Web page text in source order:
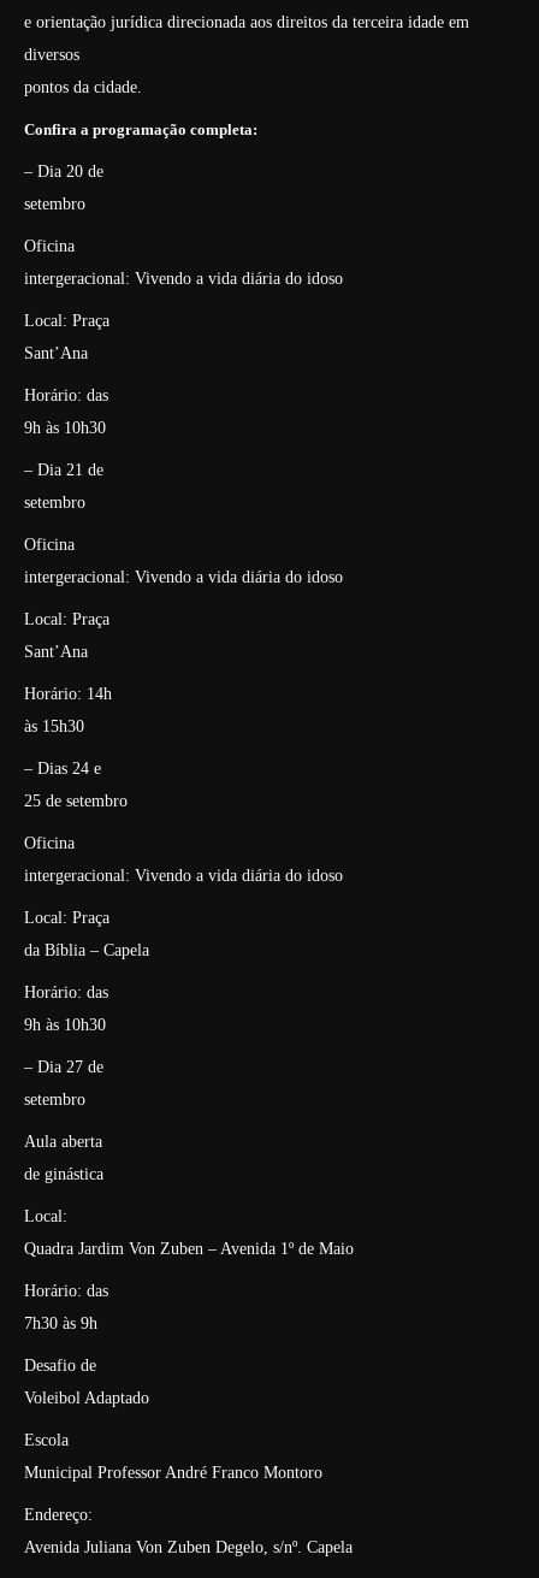
e orientação jurídica direcionada aos direitos da terceira idade em
diversos
pontos da cidade.
Confira a programação completa:
– Dia 20 de
setembro
Oficina
intergeracional: Vivendo a vida diária do idoso
Local: Praça
Sant’Ana
Horário: das
9h às 10h30
– Dia 21 de
setembro
Oficina
intergeracional: Vivendo a vida diária do idoso
Local: Praça
Sant’Ana
Horário: 14h
às 15h30
– Dias 24 e
25 de setembro
Oficina
intergeracional: Vivendo a vida diária do idoso
Local: Praça
da Bíblia – Capela
Horário: das
9h às 10h30
– Dia 27 de
setembro
Aula aberta
de ginástica
Local:
Quadra Jardim Von Zuben – Avenida 1º de Maio
Horário: das
7h30 às 9h
Desafio de
Voleibol Adaptado
Escola
Municipal Professor André Franco Montoro
Endereço:
Avenida Juliana Von Zuben Degelo, s/nº. Capela